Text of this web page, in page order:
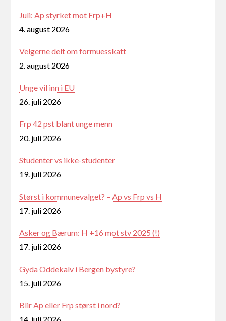
Juli: Ap styrket mot Frp+H
4. august 2026
Velgerne delt om formuesskatt
2. august 2026
Unge vil inn i EU
26. juli 2026
Frp 42 pst blant unge menn
20. juli 2026
Studenter vs ikke-studenter
19. juli 2026
Størst i kommunevalget? – Ap vs Frp vs H
17. juli 2026
Asker og Bærum: H +16 mot stv 2025 (!)
17. juli 2026
Gyda Oddekalv i Bergen bystyre?
15. juli 2026
Blir Ap eller Frp størst i nord?
14. juli 2026